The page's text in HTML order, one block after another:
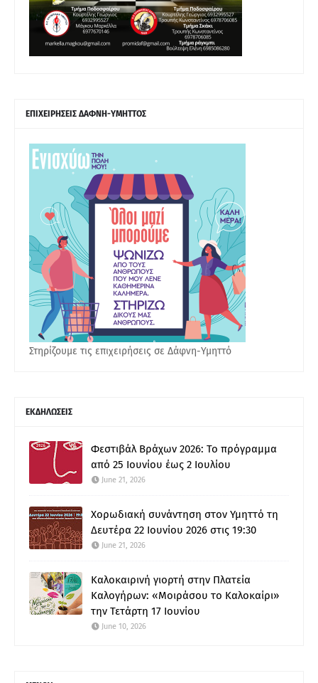
ΕΠΙΧΕΙΡΗΣΕΙΣ ΔΑΦΝΗ-ΥΜΗΤΤΟΣ
Στηρίζουμε τις επιχειρήσεις σε Δάφνη-Υμηττό
ΕΚΔΗΛΩΣΕΙΣ
Φεστιβάλ Βράχων 2026: Το πρόγραμμα
από 25 Ιουνίου έως 2 Ιουλίου
June 21, 2026
Χορωδιακή συνάντηση στον Υμηττό τη
Δευτέρα 22 Ιουνίου 2026 στις 19:30
June 21, 2026
Καλοκαιρινή γιορτή στην Πλατεία
Καλογήρων: «Μοιράσου το Καλοκαίρι»
την Τετάρτη 17 Ιουνίου
June 10, 2026